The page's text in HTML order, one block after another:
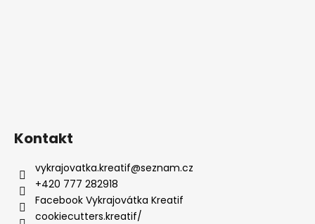
Kontakt
vykrajovatka.kreatif@seznam.cz
+420 777 282918
Facebook Vykrajovátka Kreatif
cookiecutters.kreatif/